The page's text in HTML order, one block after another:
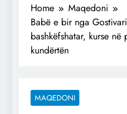
Home
Maqedoni
Babë e bir nga
bashkëfshatar, kurse
kundërtën
MAQEDONI